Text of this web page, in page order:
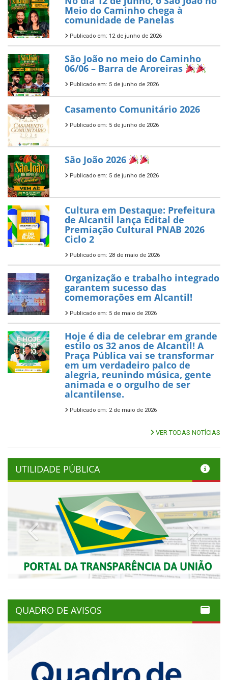
Meio do Caminho chega à
comunidade de Panelas
Publicado em: 12 de junho de 2026
São João no meio do Caminho
06/06 – Barra de Aroreiras
Publicado em: 5 de junho de 2026
Casamento Comunitário 2026
Publicado em: 5 de junho de 2026
São João 2026
Publicado em: 5 de junho de 2026
Cultura em Destaque: Prefeitura
de Alcantil lança Edital de
Premiação Cultural PNAB 2026
Ciclo 2
Publicado em: 28 de maio de 2026
Organização e trabalho integrado
garantem sucesso das
comemorações em Alcantil!
Publicado em: 5 de maio de 2026
Hoje é dia de celebrar em grande
estilo os 32 anos de Alcantil! A
Praça Pública vai se transformar
em um verdadeiro palco de
alegria, reunindo música, gente
animada e o orgulho de ser
alcantilense.
Publicado em: 2 de maio de 2026
VER TODAS NOTÍCIAS
UTILIDADE PÚBLICA
Previous Next
QUADRO DE AVISOS